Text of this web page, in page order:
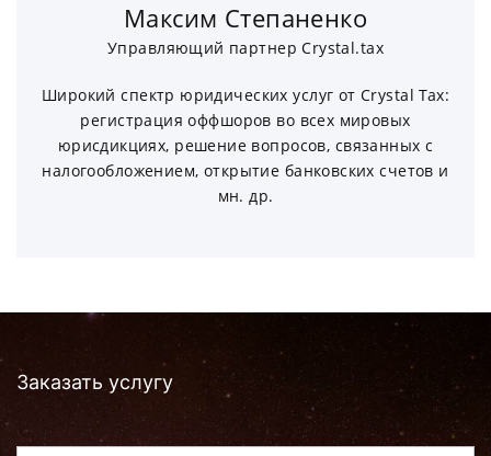
Максим Степаненко
Управляющий партнер Crystal.tax
Широкий спектр юридических услуг от Crystal Tax:
регистрация оффшоров во всех мировых
юрисдикциях, решение вопросов, связанных с
налогообложением, открытие банковских счетов и
мн. др.
Заказать услугу